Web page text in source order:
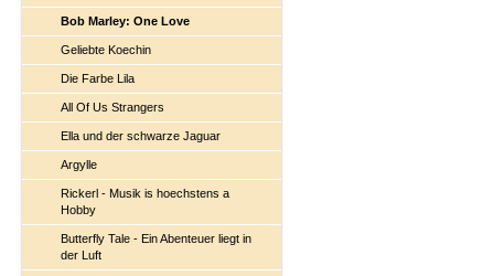
Bob Marley: One Love
Geliebte Koechin
Die Farbe Lila
All Of Us Strangers
Ella und der schwarze Jaguar
Argylle
Rickerl - Musik is hoechstens a
Hobby
Butterfly Tale - Ein Abenteuer liegt in
der Luft